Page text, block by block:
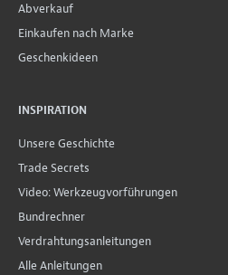
Abverkauf
Einkaufen nach Marke
Geschenkideen
INSPIRATION
Unsere Geschichte
Trade Secrets
Video: Werkzeugvorführungen
Bundrechner
Verdrahtungsanleitungen
Alle Anleitungen